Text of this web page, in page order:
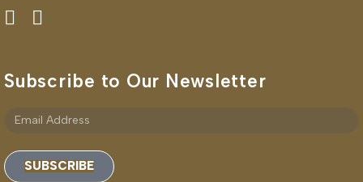
Subscribe to Our Newsletter
SUBSCRIBE